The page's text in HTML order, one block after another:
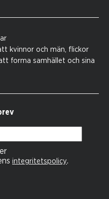
kvinnor och män, flickor
forma samhället och sina
integritetspolicy.